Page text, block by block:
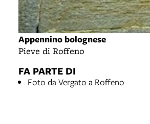
Appennino bolognese
Pieve di Roffeno
FA PARTE DI
Foto da Vergato a Roffeno